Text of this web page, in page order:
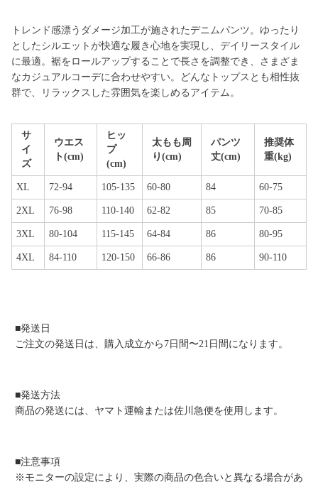
トレンド感漂うダメージ加工が施されたデニムパンツ。ゆったり
としたシルエットが快適な履き心地を実現し、デイリースタイル
に最適。裾をロールアップすることで長さを調整でき、さまざま
なカジュアルコーデに合わせやすい。どんなトップスとも相性抜
群で、リラックスした雰囲気を楽しめるアイテム。
サ
イ
ズ
ウエス
ト(cm)
ヒッ
プ
(cm)
太もも周
り(cm)
パンツ
丈(cm)
推奨体
重(kg)
XL 72-94 105-135 60-80 84 60-75
2XL 76-98 110-140 62-82 85 70-85
3XL 80-104 115-145 64-84 86 80-95
4XL 84-110 120-150 66-86 86 90-110
■発送日
ご注文の発送日は、購入成立から7日間〜21日間になります。
■発送方法
商品の発送には、ヤマト運輸または佐川急便を使用します。
■注意事項
※モニターの設定により、実際の商品の色合いと異なる場合があ